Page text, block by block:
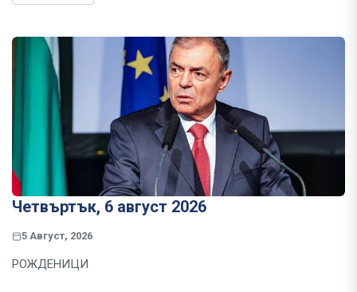
Четвъртък, 6 август 2026
5 Август, 2026
РОЖДЕНИЦИ